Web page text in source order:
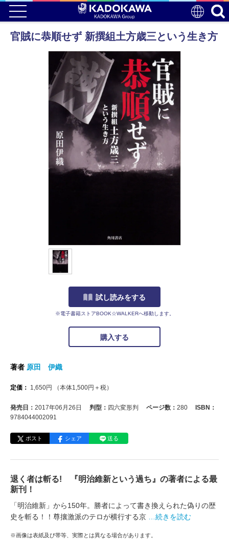
官賊に恭順せず 新撰組土方歳三という生き方
試し読みをする
※電子書籍ストアBOOK☆WALKERへ移動します。
購入する
著者 原田 伊織
定価： 1,650円 （本体1,500円＋税）
発売日： 2017年06月26日 判型： 四六変形判 ページ数： 280
ISBN：
9784044002091
ポスト シェア 送る
退く者は斬る! 『明治維新という過ち』の著者による最
新刊！
「明治維新」から150年。勝者によって書き換えられた偽りの歴
史を斬る！！尊攘激派のテロが横行する京
…続きを読む
※画像は表紙及び帯等、実際とは異なる場合があります。